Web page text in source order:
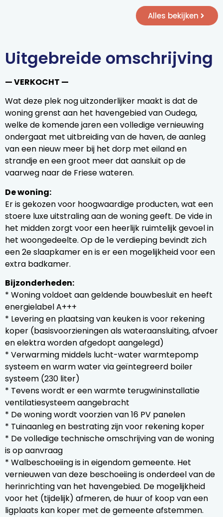
Alles bekijken
Uitgebreide omschrijving
— VERKOCHT —
Wat deze plek nog uitzonderlijker maakt is dat de
woning grenst aan het havengebied van Oudega,
welke de komende jaren een volledige vernieuwing
ondergaat met uitbreiding van de haven, de aanleg
van een nieuw meer bij het dorp met eiland en
strandje en een groot meer dat aansluit op de
vaarweg naar de Friese wateren.
De woning:
Er is gekozen voor hoogwaardige producten, wat een
stoere luxe uitstraling aan de woning geeft. De vide in
het midden zorgt voor een heerlijk ruimtelijk gevoel in
het woongedeelte. Op de 1e verdieping bevindt zich
een 2e slaapkamer en is er een mogelijkheid voor een
extra badkamer.
Bijzonderheden:
* Woning voldoet aan geldende bouwbesluit en heeft
energielabel A+++
* Levering en plaatsing van keuken is voor rekening
koper (basisvoorzieningen als wateraansluiting, afvoer
en elektra worden afgedopt aangelegd)
* Verwarming middels lucht-water warmtepomp
systeem en warm water via geïntegreerd boiler
systeem (230 liter)
* Tevens wordt er een warmte terugwininstallatie
ventilatiesysteem aangebracht
* De woning wordt voorzien van 16 PV panelen
* Tuinaanleg en bestrating zijn voor rekening koper
* De volledige technische omschrijving van de woning
is op aanvraag
* Walbeschoeiing is in eigendom gemeente. Het
vernieuwen van deze beschoeiing is onderdeel van de
herinrichting van het havengebied. De mogelijkheid
voor het (tijdelijk) afmeren, de huur of koop van een
ligplaats kan koper met de gemeente afstemmen.